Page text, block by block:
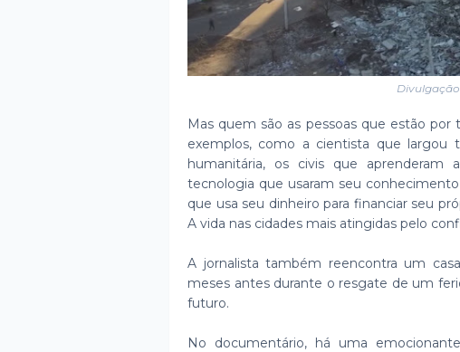
Mas quem são as pessoas que estão por
exemplos, como a cientista que largou
humanitária, os civis que
tecnologia que usaram seu
que usa seu dinheiro para financiar seu
A vida nas cidades mais atingidas pelo
A jornalista também reencontra um
meses antes durante o resgate de um
futuro.
No documentário, há uma